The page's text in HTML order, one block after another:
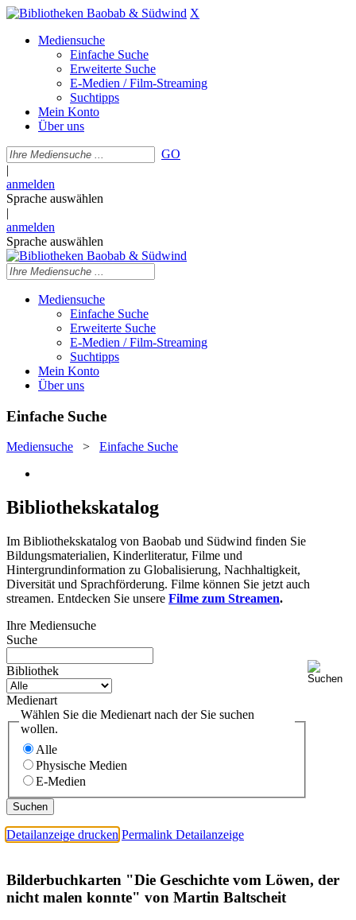
X
Mediensuche
Einfache Suche
Erweiterte Suche
E-Medien / Film-Streaming
Suchtipps
Mein Konto
Über uns
GO
|
anmelden
Sprache auswählen
|
anmelden
Sprache auswählen
Mediensuche
Einfache Suche
Erweiterte Suche
E-Medien / Film-Streaming
Suchtipps
Mein Konto
Über uns
Einfache Suche
Mediensuche > Einfache Suche
Bibliothekskatalog
Im Bibliothekskatalog von Baobab und Südwind finden Sie
Bildungsmaterialien, Kinderliteratur, Filme und
Hintergrundinformation zu Globalisierung, Nachhaltigkeit,
Diversität und Sprachförderung. Filme können Sie jetzt auch
streamen. Entdecken Sie unsere Filme zum Streamen.
Ihre Mediensuche
Suche
Bibliothek
Medienart
Wählen Sie die Medienart nach der Sie suchen
wollen.
Alle
Physische Medien
E-Medien
Detailanzeige drucken Permalink Detailanzeige
Bilderbuchkarten "Die Geschichte vom Löwen, der
nicht malen konnte" von Martin Baltscheit